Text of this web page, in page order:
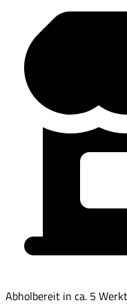
Abholbereit in ca. 5